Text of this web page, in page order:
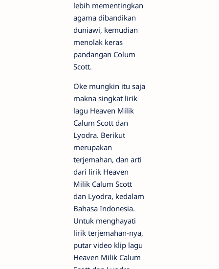
lebih mementingkan
agama dibandikan
duniawi, kemudian
menolak keras
pandangan Colum
Scott.
Oke mungkin itu saja
makna singkat lirik
lagu Heaven Milik
Calum Scott dan
Lyodra. Berikut
merupakan
terjemahan, dan arti
dari lirik Heaven
Milik Calum Scott
dan Lyodra, kedalam
Bahasa Indonesia.
Untuk menghayati
lirik terjemahan-nya,
putar video klip lagu
Heaven Milik Calum